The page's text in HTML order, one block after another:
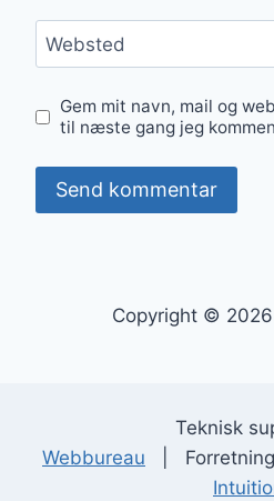
Websted
Gem mit navn, mail og
til næste gang jeg
Copyright ©
Teknisk
Webbureau |